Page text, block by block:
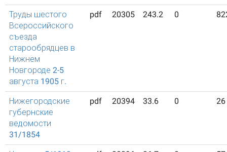
Труды шестого
Всероссийского
съезда
старообрядцев в
Нижнем
Новгороде 2-5
августа 1905 г.
pdf 20305 243.2 0
Нижегородские
губернские
ведомости
31/1854
pdf 20394 33.6 0 26